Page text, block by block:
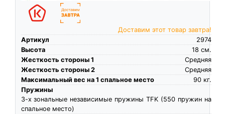
Доставим этот товар завтра!
Артикул
2974
Высота
см.
18
Жесткость стороны 1
Средняя
Жесткость стороны 2
Средняя
Максимальный вес на 1 спальное место
кг.
90
Пружины
3-х зональные независимые пружины TFK (550 пружин на
спальное место)